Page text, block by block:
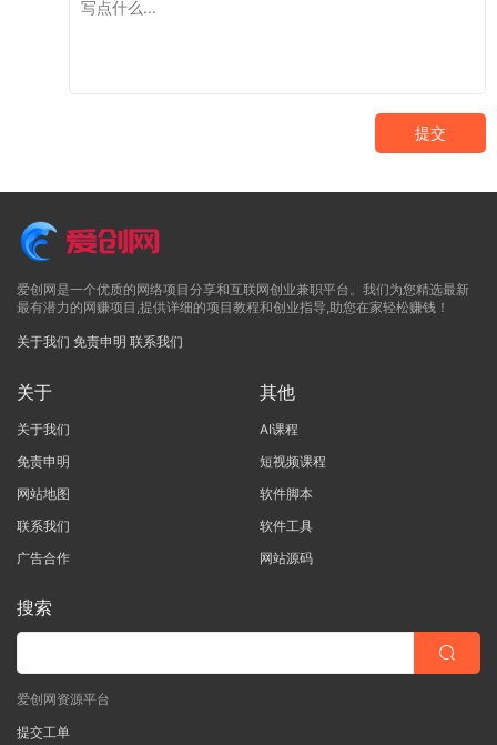
提交
爱创网是一个优质的网络项目分享和互联网创业兼职平台。我们为您精选最新
最有潜力的网赚项目,提供详细的项目教程和创业指导,助您在家轻松赚钱！
关于我们 免责申明 联系我们
关于
关于我们
免责申明
网站地图
联系我们
广告合作
其他
AI课程
短视频课程
软件脚本
软件工具
网站源码
搜索
爱创网资源平台
提交工单